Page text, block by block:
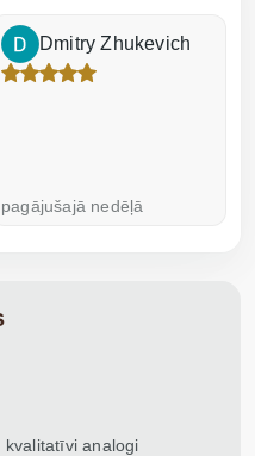
Dmitry Zhukevich
pagājušajā nedēļā
analogi